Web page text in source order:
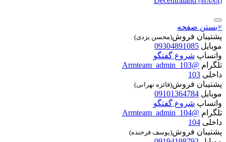
×بستن صفحه
پشتیبان فروش(محسن یزدی)
موبایل 09304891085
واتساپ شروع گفتگو
تلگرام @Armteam_admin_103
داخلی 103
پشتیبان فروش(فائزه تهرانی)
موبایل 09101364784
واتساپ شروع گفتگو
تلگرام @Armteam_admin_104
داخلی 104
پشتیبان فروش(یوسف فرخنده)